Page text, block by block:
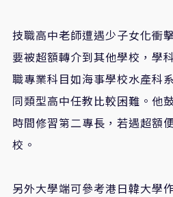
技職高中老師遭遇少子女化衝
要被超額轉介到其他學校，學
職專業科目如海事學校水產科
同類型高中任教比較困難。他
時間修習第二專長，若遇超額
校。
另外大學端可參考港日韓大學